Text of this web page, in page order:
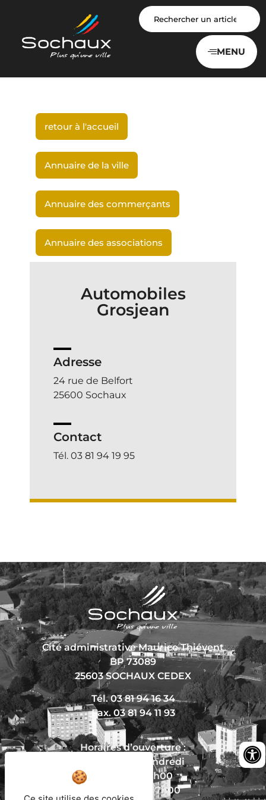
MENU
retour à l'accueil
Annuaire de la ville
Annuaire des commerçants
Annuaire des associations
Automobiles
Grosjean
Adresse
24 rue de Belfort
25600 Sochaux
Contact
Tél. 03 81 94 19 95
Cité administrative Maurice Thiévent
BP 73089
25603 SOCHAUX CEDEX
Tél. 03 81 94 16 34
Fax. 03 81 94 11 93
Horaires d’ouverture :
Du lundi au vendredi
De 8h30 à 12h00
Et de 13h30 à 17h00
Panneau de gestion des cookies